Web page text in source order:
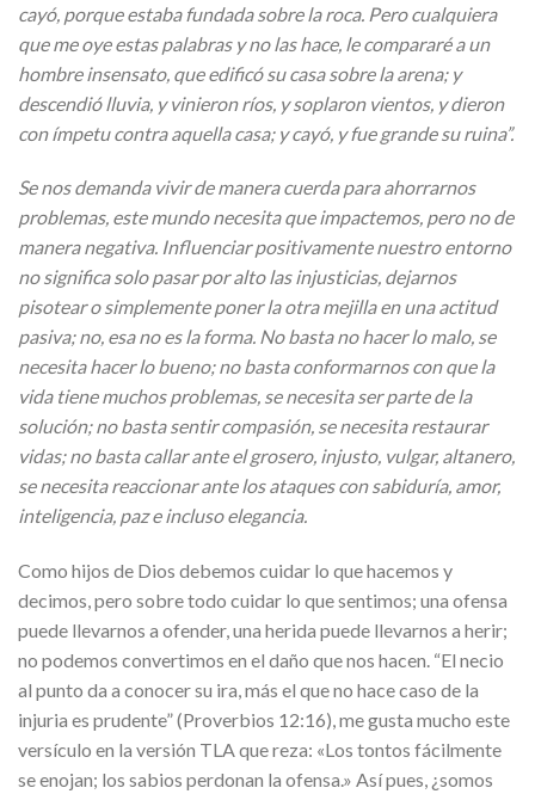
cayó, porque estaba fundada sobre la roca. Pero cualquiera
que me oye estas palabras y no las hace, le compararé a un
hombre insensato, que edificó su casa sobre la arena; y
descendió lluvia, y vinieron ríos, y soplaron vientos, y dieron
con ímpetu contra aquella casa; y cayó, y fue grande su ruina”.
Se nos demanda vivir de manera cuerda para ahorrarnos
problemas, este mundo necesita que impactemos, pero no de
manera negativa. Influenciar positivamente nuestro entorno
no significa solo pasar por alto las injusticias, dejarnos
pisotear o simplemente poner la otra mejilla en una actitud
pasiva; no, esa no es la forma. No basta no hacer lo malo, se
necesita hacer lo bueno; no basta conformarnos con que la
vida tiene muchos problemas, se necesita ser parte de la
solución; no basta sentir compasión, se necesita restaurar
vidas; no basta callar ante el grosero, injusto, vulgar, altanero,
se necesita reaccionar ante los ataques con sabiduría, amor,
inteligencia, paz e incluso elegancia.
Como hijos de Dios debemos cuidar lo que hacemos y
decimos, pero sobre todo cuidar lo que sentimos; una ofensa
puede llevarnos a ofender, una herida puede llevarnos a herir;
no podemos convertimos en el daño que nos hacen. “El necio
al punto da a conocer su ira, más el que no hace caso de la
injuria es prudente” (Proverbios 12:16), me gusta mucho este
versículo en la versión TLA que reza: «Los tontos fácilmente
se enojan; los sabios perdonan la ofensa.» Así pues, ¿somos